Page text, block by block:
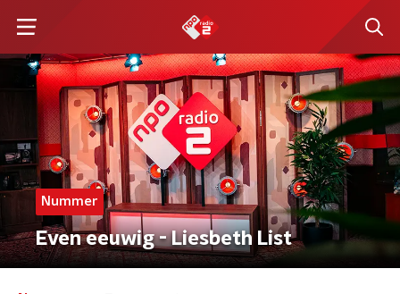
Nummer
Even eeuwig - Liesbeth List